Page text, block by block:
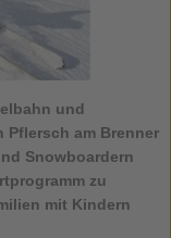
und
Pflersch am Brenner
Snowboardern
zu
mit Kindern